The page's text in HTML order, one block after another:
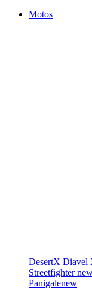
Motos
DesertX Diavel
Streetfighter
Panigalenew